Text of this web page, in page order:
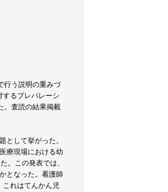
行う説明の重みづ
るプレパレーシ
。査読の結果掲載
として挙がった。
療現場における幼
。この発表では、
となった。看護師
これはてんかん児